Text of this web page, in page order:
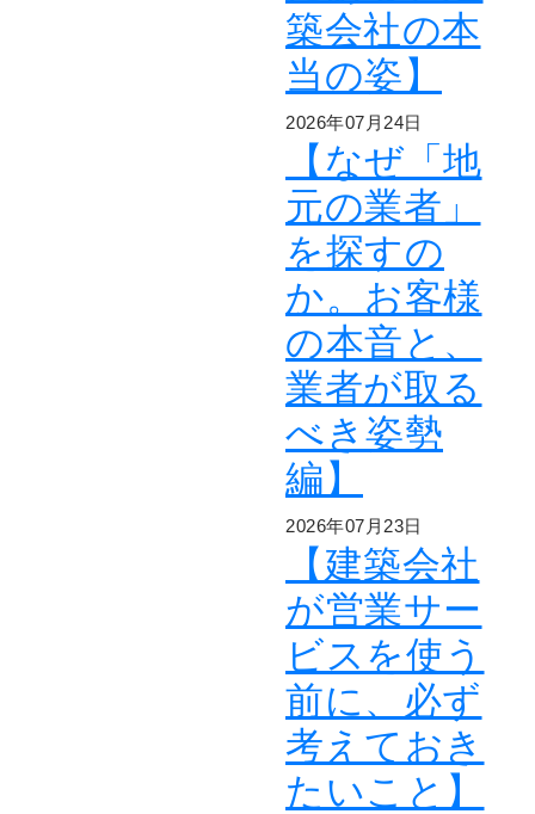
築会社の本
当の姿】
2026年07月24日
【なぜ「地
元の業者」
を探すの
か。お客様
の本音と、
業者が取る
べき姿勢
編】
2026年07月23日
【建築会社
が営業サー
ビスを使う
前に、必ず
考えておき
たいこと】